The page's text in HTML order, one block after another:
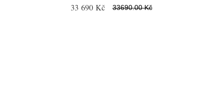
33 690 Kč 33690.00 Kč